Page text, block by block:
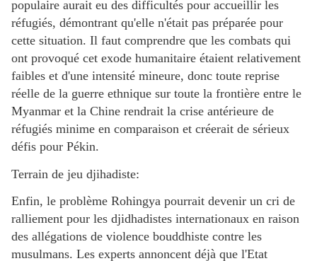
populaire aurait eu des difficultés pour accueillir les
réfugiés, démontrant qu'elle n'était pas préparée pour
cette situation. Il faut comprendre que les combats qui
ont provoqué cet exode humanitaire étaient relativement
faibles et d'une intensité mineure, donc toute reprise
réelle de la guerre ethnique sur toute la frontière entre le
Myanmar et la Chine rendrait la crise antérieure de
réfugiés minime en comparaison et créerait de sérieux
défis pour Pékin.
Terrain de jeu djihadiste:
Enfin, le problème Rohingya pourrait devenir un cri de
ralliement pour les djidhadistes internationaux en raison
des allégations de violence bouddhiste contre les
musulmans. Les experts annoncent déjà que l'Etat